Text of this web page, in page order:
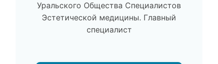
Уральского Общества Специалистов
Эстетической медицины. Главный
специалист